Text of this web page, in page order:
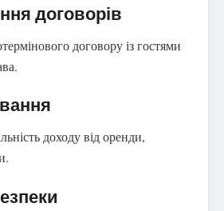
договорів
договору із гостями
доходу від оренди,